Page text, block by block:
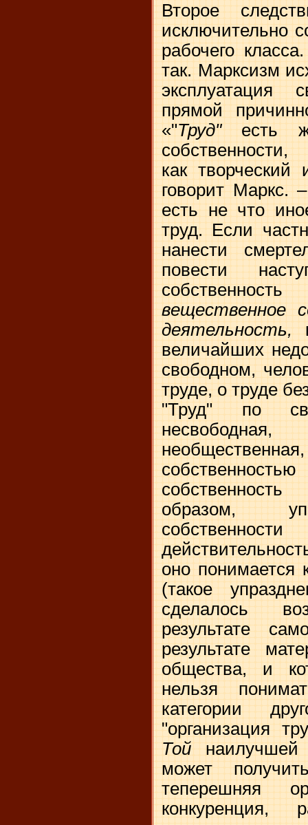
Второе
исключительно
рабочего
так. Марксизм
эксплуатация
прямой
«"Труд" есть
собственности,
как творческий
говорит Маркс.
есть не что
труд. Если
нанести
повести
вещественное
деятельность,
величайших
свободном,
труде, о труде
"Труд" по
образом,
оно понимается
(такое
сделалось
результате
результате
общества, и
нельзя
категории
"организация
Той наилучшей
может
теперешняя
конкуренция,